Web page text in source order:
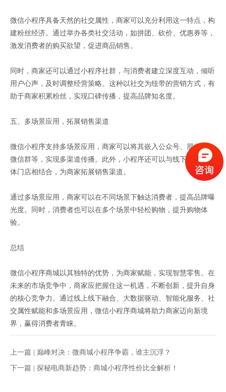
微信小程序具备天然的社交属性，商家可以充分利用这一特点，构
建粉丝经济。通过举办各类社交活动，如拼团、砍价、优惠券等，
激发消费者的购买欲望，促进商品销售。
同时，商家还可以通过小程序社群，与消费者建立深度互动，倾听
用户心声，及时调整经营策略。这种以社交为纽带的营销方式，有
助于商家积累粉丝，实现口碑传播，提高品牌知名度。
五、多场景应用，拓展销售渠道
微信小程序支持多场景应用，商家可以将其嵌入公众号、朋友圈、
微信群等，实现多渠道传播。此外，小程序还可以与线下活动、实
体门店相结合，为商家拓展销售渠道。
通过多场景应用，商家可以在不同场景下触达消费者，提高品牌曝
光度。同时，消费者也可以在多个场景中轻松购物，提升购物体
验。
总结
微信小程序商城以其独特的优势，为商家赋能，实现智慧零售。在
未来的市场竞争中，商家应把握住这一机遇，不断创新，提升自身
的核心竞争力。通过线上线下融合、大数据驱动、智能化服务、社
交属性赋能和多场景应用，微信小程序商城将助力商家迈向新境
界，赢得消费者青睐。
上一篇 | 巅峰对决：微商城小程序争霸，谁主沉浮？
下一篇 | 探秘电商新趋势：商城小程序性价比全解析！